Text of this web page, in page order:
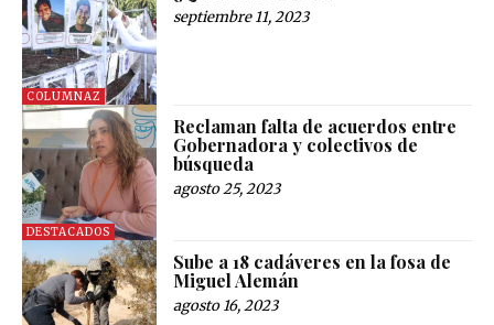
COLUMNAZ
septiembre 11, 2023
DESTACADOS
Reclaman falta de acuerdos entre
Gobernadora y colectivos de
búsqueda
agosto 25, 2023
Sube a 18 cadáveres en la fosa de
Miguel Alemán
agosto 16, 2023